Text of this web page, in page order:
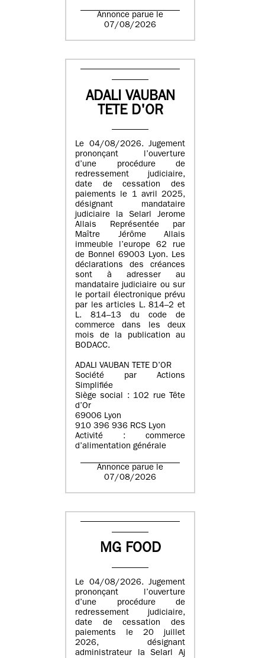
Annonce parue le
07/08/2026
ADALI VAUBAN
TETE D'OR
Le 04/08/2026. Jugement
prononçant l’ouverture
d’une procédure de
redressement judiciaire,
date de cessation des
paiements le 1 avril 2025,
désignant mandataire
judiciaire la Selarl Jerome
Allais Représentée par
Maître Jérôme Allais
immeuble l’europe 62 rue
de Bonnel 69003 Lyon. Les
déclarations des créances
sont à adresser au
mandataire judiciaire ou sur
le portail électronique prévu
par les articles L. 814–2 et
L. 814–13 du code de
commerce dans les deux
mois de la publication au
BODACC.
ADALI VAUBAN TETE D’OR
Société par Actions
Simplifiée
Siège social : 102 rue Tête
d’Or
69006 Lyon
910 396 936 RCS Lyon
Activité : commerce
d’alimentation générale
Annonce parue le
07/08/2026
MG FOOD
Le 04/08/2026. Jugement
prononçant l’ouverture
d’une procédure de
redressement judiciaire,
date de cessation des
paiements le 20 juillet
2026, désignant
administrateur la Selarl Aj